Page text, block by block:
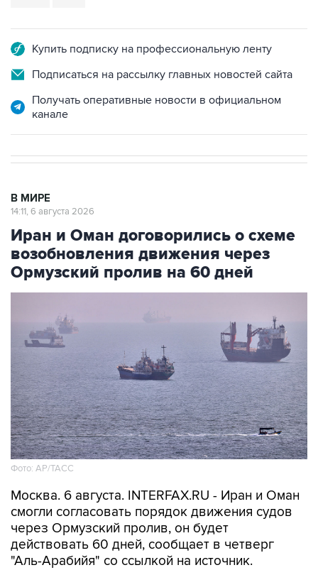
Купить подписку на профессиональную ленту
Подписаться на рассылку главных новостей сайта
Получать оперативные новости в официальном
канале
В МИРЕ
14:11, 6 августа 2026
Иран и Оман договорились о схеме
возобновления движения через
Ормузский пролив на 60 дней
Фото: AP/ТАСС
Москва. 6 августа. INTERFAX.RU - Иран и Оман
смогли согласовать порядок движения судов
через Ормузский пролив, он будет
действовать 60 дней, сообщает в четверг
"Аль-Арабийя" со ссылкой на источник.